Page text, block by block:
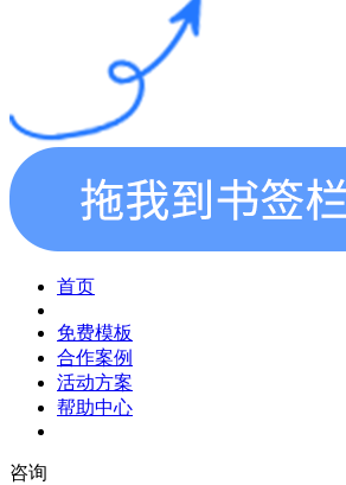
首页
免费模板
合作案例
活动方案
帮助中心
咨询